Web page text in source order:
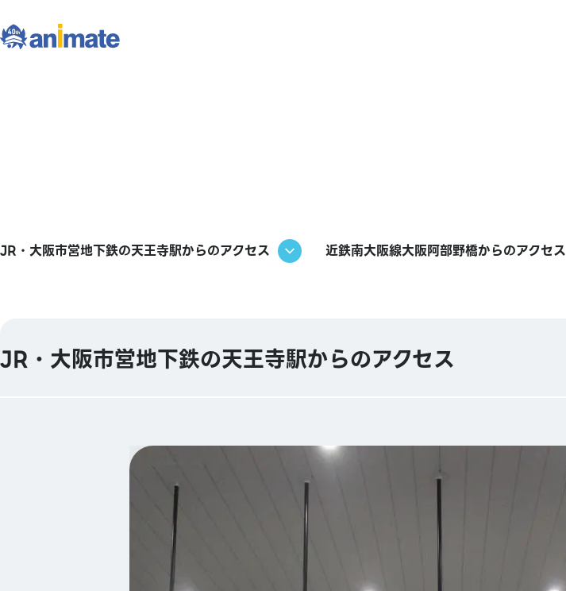
JR・大阪市営地下鉄の天王寺駅からのアクセス 近鉄南大阪線大阪阿部野橋からのアクセス
JR・大阪市営地下鉄の天王寺駅からのアクセス